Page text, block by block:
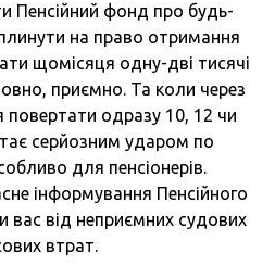
Пенсійний фонд про будь-
на право отримання
щомісяця одну-дві тисячі
приємно. Та коли через
повертати одразу 10, 12 чи
серйозним ударом по
для пенсіонерів.
інформування Пенсійного
вас від неприємних судових
втрат.